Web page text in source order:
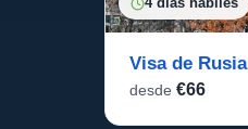
4 días hábiles
Visa de Rusia
desde €66